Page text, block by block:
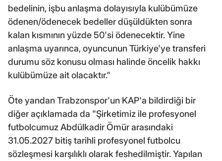
bedelinin, işbu anlaşma dolayısıyla kulübümüze
ödenen/ödenecek bedeller düşüldükten sonra
kalan kısmının yüzde 50'si ödenecektir. Yine
anlaşma uyarınca, oyuncunun Türkiye'ye transferi
durumu söz konusu olması halinde öncelik hakkı
kulübümüze ait olacaktır."
Öte yandan Trabzonspor'un KAP'a bildirdiği bir
diğer açıklamada da "Şirketimiz ile profesyonel
futbolcumuz Abdülkadir Ömür arasındaki
31.05.2027 bitiş tarihli profesyonel futbolcu
sözleşmesi karşılıklı olarak feshedilmiştir. Yapılan